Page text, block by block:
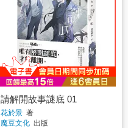
請解開故事謎底 01
花於景 著
魔豆文化 出版